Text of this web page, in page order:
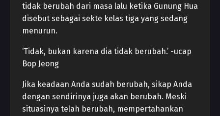
tidak berubah dari masa lalu ketika Gunung Hua
disebut sebagai sekte kelas tiga yang sedang
menurun.
‘Tidak, bukan karena dia tidak berubah.’ -ucap
Bop Jeong
Jika keadaan Anda sudah berubah, sikap Anda
dengan sendirinya juga akan berubah. Meski
situasinya telah berubah, mempertahankan